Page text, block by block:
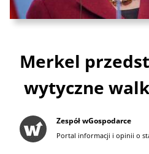
Merkel
wytyczne
Zespół wGospodarce
Portal informacji i opinii o